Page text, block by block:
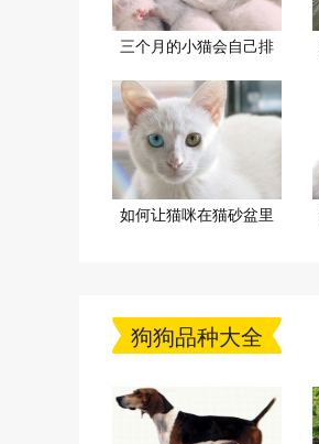
三个月的小猫会自己排
如何让猫咪在猫砂盆里
狗狗品种大全